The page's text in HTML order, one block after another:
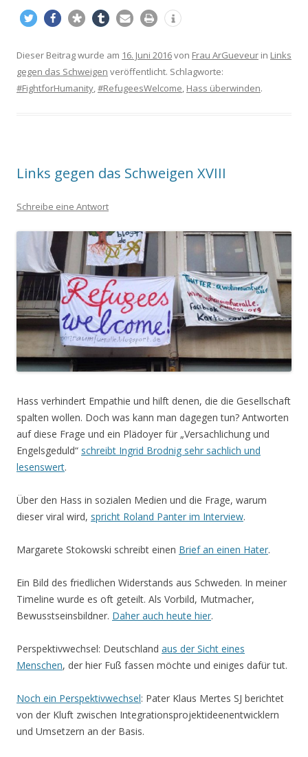
Dieser Beitrag wurde am 16. Juni 2016von Frau ArGueveur in Links
gegen das Schweigen veröffentlicht. Schlagworte:
#FightforHumanity #RefugeesWelcome Hass überwinden.
Links gegen das Schweigen XVIII
Schreibe eine Antwort
Hass verhindert Empathie und hilft denen, die die Gesellschaft
spalten wollen. Doch was kann man dagegen tun? Antworten
auf diese Frage und ein Plädoyer für „Versachlichung und
Engelsgeduld“ schreibt Ingrid Brodnig sehr sachlich und
lesenswert.
Über den Hass in sozialen Medien und die Frage, warum
dieser viral wird, spricht Roland Panter im Interview.
Margarete Stokowski schreibt einen Brief an einen Hater.
Ein Bild des friedlichen Widerstands aus Schweden. In meiner
Timeline wurde es oft geteilt. Als Vorbild, Mutmacher,
Bewusstseinsbildner. Daher auch heute hier.
Perspektivwechsel: Deutschland aus der Sicht eines
Menschen, der hier Fuß fassen möchte und einiges dafür tut.
Noch ein Perspektivwechsel: Pater Klaus Mertes SJ berichtet
von der Kluft zwischen Integrationsprojektideenentwicklern
und Umsetzern an der Basis.